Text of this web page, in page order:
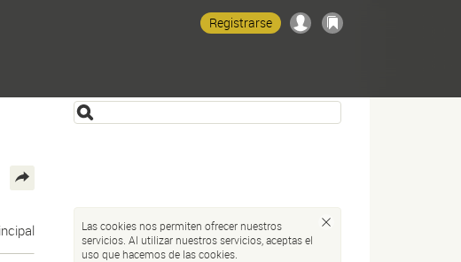
Registrarse
Las cookies nos permiten ofrecer nuestros
servicios. Al utilizar nuestros servicios, aceptas el
uso que hacemos de las cookies.